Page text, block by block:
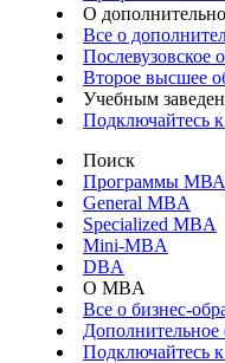
О
Все о
Послевузовское
Второе высшее
Учебным
Подключайтесь к
Поиск
Программы МВА
General MBA
Specialized MBA
Mini-MBA
DBA
О MBA
Все о бизнес-
Дополнительное
Подключайтесь к